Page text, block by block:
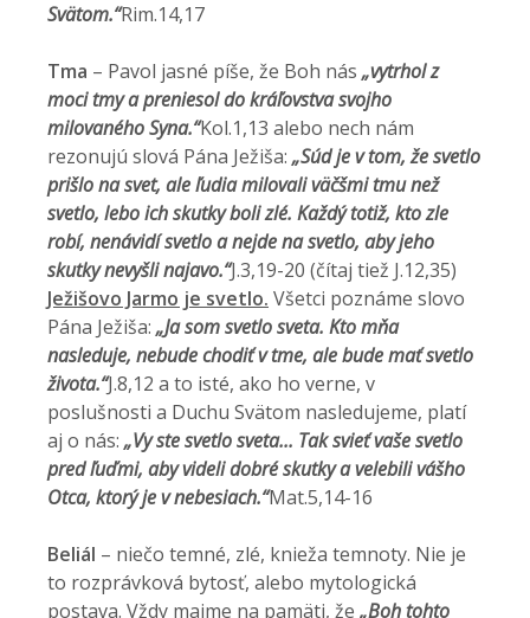
Svätom.“Rim.14,17
Tma – Pavol jasné píše, že Boh nás „vytrhol z
moci tmy a preniesol do kráľovstva svojho
milovaného Syna.“Kol.1,13 alebo nech nám
rezonujú slová Pána Ježiša: „Súd je v tom, že svetlo
prišlo na svet, ale ľudia milovali väčšmi tmu než
svetlo, lebo ich skutky boli zlé. Každý totiž, kto zle
robí, nenávidí svetlo a nejde na svetlo, aby jeho
skutky nevyšli najavo.“J.3,19-20 (čítaj tiež J.12,35)
Ježišovo Jarmo je svetlo. Všetci poznáme slovo
Pána Ježiša: „Ja som svetlo sveta. Kto mňa
nasleduje, nebude chodiť v tme, ale bude mať svetlo
života.“J.8,12 a to isté, ako ho verne, v
poslušnosti a Duchu Svätom nasledujeme, platí
aj o nás: „Vy ste svetlo sveta... Tak svieť vaše svetlo
pred ľuďmi, aby videli dobré skutky a velebili vášho
Otca, ktorý je v nebesiach.“Mat.5,14-16
Beliál – niečo temné, zlé, knieža temnoty. Nie je
to rozprávková bytosť, alebo mytologická
postava. Vždy majme na pamäti, že „Boh tohto